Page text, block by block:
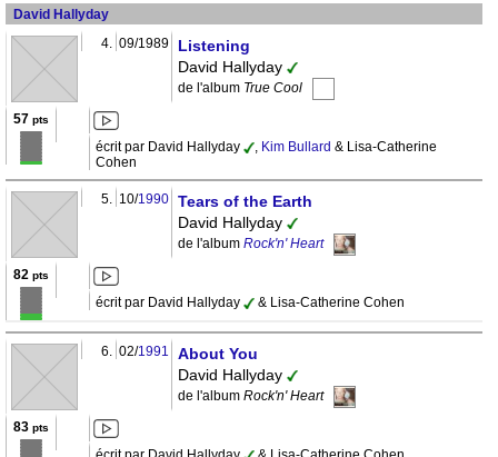
David Hallyday
4. 09/1989
Listening
David Hallyday
de l'album True Cool
57 pts
écrit par David Hallyday , Kim Bullard & Lisa-Catherine
Cohen
5. 10/1990 Tears of the Earth
David Hallyday
de l'album Rock'n' Heart
82 pts
écrit par David Hallyday & Lisa-Catherine Cohen
6. 02/1991
About You
David Hallyday
de l'album Rock'n' Heart
83 pts